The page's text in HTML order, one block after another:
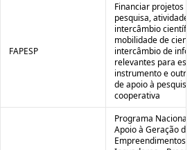
FAPESP
Financiar projetos
pesquisa,
intercâmbio
mobilidade de
intercâmbio de
relevantes para
instrumento e
de apoio à pesquisa
cooperativa
Programa Nacional
Apoio à Geração de
Empreendimentos